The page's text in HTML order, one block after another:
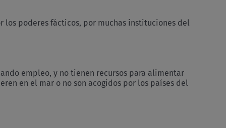
poderes fácticos, por muchas instituciones del
empleo, y no tienen recursos para alimentar
en el mar o no son acogidos por los países del